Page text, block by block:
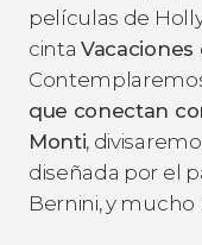
películas de
cintaVacaciones
que conectan
Monti,
diseñada por el
Bernini, y mucho